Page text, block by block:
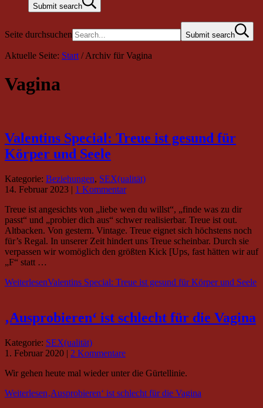
Submit search
Seite durchsuchen Submit search
Aktuelle Seite: Start /Archiv für Vagina
Vagina
Valentins Special: Treue ist gesund für
Körper und Seele
Kategorie: Beziehungen, SEX(ualität)
14. Februar 2023 | 1 Kommentar
Treue ist angesichts von „liebe wen du willst“, „finde was zu dir
passt“ und „probier dich aus“ schwer realisierbar. Treue ist out.
Altbacken. Von gestern. Vintage. Treue eignet sich höchstens noch
für’s Regal. In unserer Zeit hindert uns Treue scheinbar. Durch sie
verpassen wir womöglich den größten Kick [Ups, fast hätten wir auf
„F“ statt …
WeiterlesenValentins Special: Treue ist gesund für Körper und Seele
‚Ausprobieren‘ ist schlecht für die Vagina
Kategorie: SEX(ualität)
1. Februar 2020 | 2 Kommentare
Wir gehen heute mal wieder unter die Gürtellinie.
Weiterlesen‚Ausprobieren‘ ist schlecht für die Vagina